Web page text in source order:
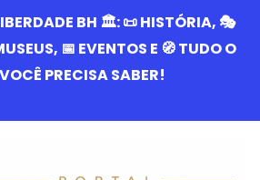
BH 🏛️: 📜 HISTÓRIA, 🎭
📅 EVENTOS E 🧭 TUDO O
PRECISA SABER!